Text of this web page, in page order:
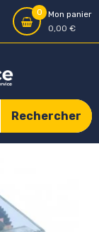
0
Mon panier
0,00 €
Rechercher